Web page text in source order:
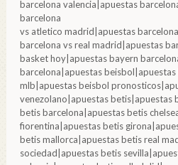
barcelona valencia|apuestas
barcelona
vs atletico madrid|apuestas
barcelona vs real madrid|apuestas
basket hoy|apuestas bayern
barcelona|apuestas
mlb|apuestas beisbol
venezolano|apuestas betis|apuestas
betis barcelona|apuestas betis
fiorentina|apuestas betis
betis mallorca|apuestas betis real
sociedad|apuestas betis